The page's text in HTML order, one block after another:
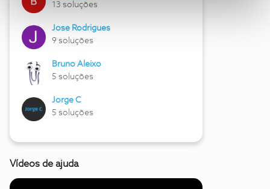
13 soluções
Jose Rodrigues
9 soluções
Bruno Aleixo
5 soluções
Jorge C
5 soluções
Vídeos de ajuda